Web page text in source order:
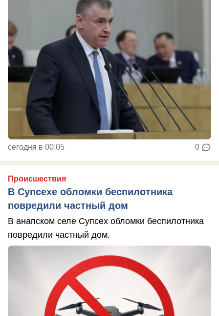
сегодня в 00:05 0
Происшествия
В Супсехе обломки беспилотника
повредили частный дом
В анапском селе Супсех обломки беспилотника
повредили частный дом.